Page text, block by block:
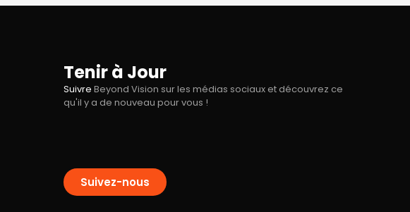
Tenir à Jour
Suivre Beyond Vision sur les médias sociaux et découvrez ce
qu'il y a de nouveau pour vous !
Suivez-nous